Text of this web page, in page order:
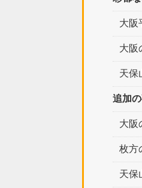
大阪
大阪
天保
追加
大阪
枚方
天保